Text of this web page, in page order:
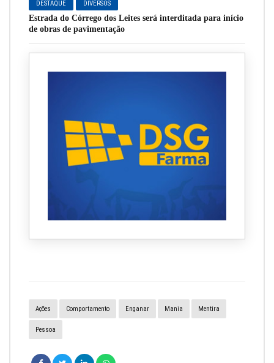
DESTAQUE DIVERSOS
Estrada do Córrego dos Leites será interditada para início
de obras de pavimentação
Ações Comportamento Enganar Mania Mentira
Pessoa